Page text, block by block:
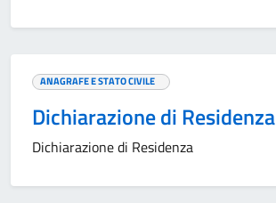
ANAGRAFE E STATO CIVILE
Dichiarazione di Residenza
Dichiarazione di Residenza